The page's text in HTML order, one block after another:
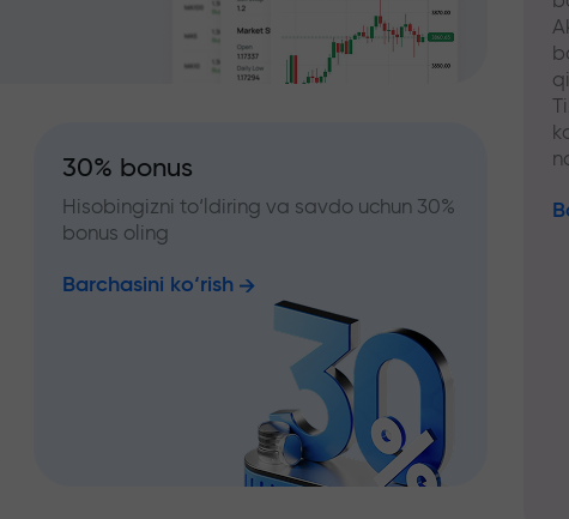
30% bonus
Hisobingizni to‘ldiring va savdo uchun 30%
bonus oling
Barchasini ko‘rish